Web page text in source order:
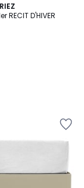
RECIT D'HIVER